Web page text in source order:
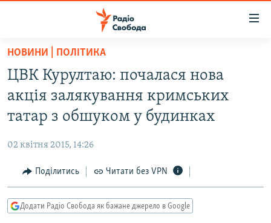
Перейти
основного
матеріалу
до
основної
Перейти
до
пошуку
ВСЕ ЗА ДОБУ
СУСПІЛЬСТВО
РОСІЙСЬКА «ФІЛЬТРАЦІЯ»
ДОНБАС.РЕАЛІЇ
ТИ ЯК?
НОВИНИ | ПОЛІТИКА
ЦВК Курултаю: почалася нова
акція залякування кримських
татар з обшуком у будинках
02 квітня 2015, 14:26
Поділитись Читати без VPN
Додати Радіо Свобода як бажане джерело в Google